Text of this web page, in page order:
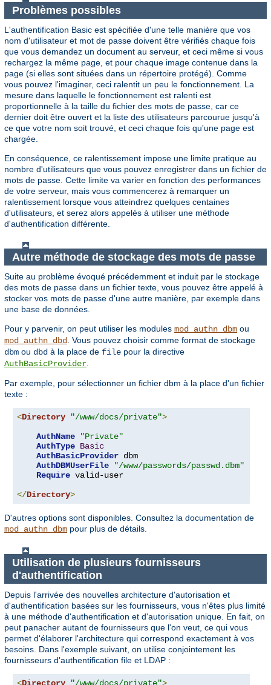
Problèmes possibles
L'authentification Basic est spécifiée d'une telle manière que vos
nom d'utilisateur et mot de passe doivent être vérifiés chaque fois
que vous demandez un document au serveur, et ceci même si vous
rechargez la même page, et pour chaque image contenue dans la
page (si elles sont situées dans un répertoire protégé). Comme
vous pouvez l'imaginer, ceci ralentit un peu le fonctionnement. La
mesure dans laquelle le fonctionnement est ralenti est
proportionnelle à la taille du fichier des mots de passe, car ce
dernier doit être ouvert et la liste des utilisateurs parcourue jusqu'à
ce que votre nom soit trouvé, et ceci chaque fois qu'une page est
chargée.
En conséquence, ce ralentissement impose une limite pratique au
nombre d'utilisateurs que vous pouvez enregistrer dans un fichier de
mots de passe. Cette limite va varier en fonction des performances
de votre serveur, mais vous commencerez à remarquer un
ralentissement lorsque vous atteindrez quelques centaines
d'utilisateurs, et serez alors appelés à utiliser une méthode
d'authentification différente.
Autre méthode de stockage des mots de passe
Suite au problème évoqué précédemment et induit par le stockage
des mots de passe dans un fichier texte, vous pouvez être appelé à
stocker vos mots de passe d'une autre manière, par exemple dans
une base de données.
Pour y parvenir, on peut utiliser les modules mod_authn_dbm ou
mod_authn_dbd. Vous pouvez choisir comme format de stockage
dbm ou dbd à la place de file pour la directive
AuthBasicProvider.
Par exemple, pour sélectionner un fichier dbm à la place d'un fichier
texte :
<Directory "/www/docs/private">
AuthName
"Private"
AuthType Basic
AuthBasicProvider dbm
AuthDBMUserFile
"/www/passwords/passwd.dbm"
Require valid-user
</Directory>
D'autres options sont disponibles. Consultez la documentation de
mod_authn_dbm pour plus de détails.
Utilisation de plusieurs fournisseurs
d'authentification
Depuis l'arrivée des nouvelles architecture d'autorisation et
d'authentification basées sur les fournisseurs, vous n'êtes plus limité
à une méthode d'authentification et d'autorisation unique. En fait, on
peut panacher autant de fournisseurs que l'on veut, ce qui vous
permet d'élaborer l'architecture qui correspond exactement à vos
besoins. Dans l'exemple suivant, on utilise conjointement les
fournisseurs d'authentification file et LDAP :